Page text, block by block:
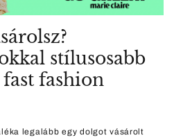
stílusosabb
fashion
legalább egy dolgot vásárolt